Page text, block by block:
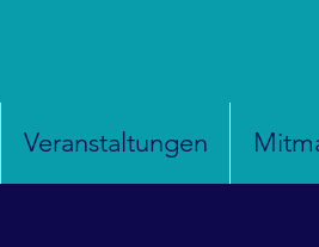
Veranstaltungen